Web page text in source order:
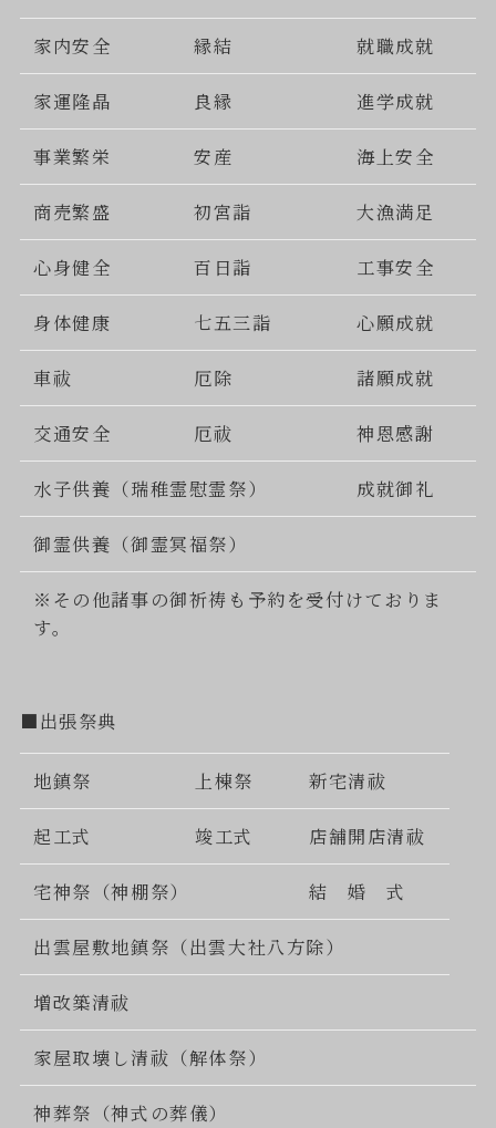
家内安全 縁結 就職成就
家運隆晶 良縁 進学成就
事業繁栄 安産 海上安全
商売繁盛 初宮詣 大漁満足
心身健全 百日詣 工事安全
身体健康 七五三詣 心願成就
車祓 厄除 諸願成就
交通安全 厄祓 神恩感謝
水子供養（瑞稚霊慰霊祭） 成就御礼
御霊供養（御霊冥福祭）
※その他諸事の御祈祷も予約を受付けておりま
す。
■出張祭典
地鎮祭 上棟祭 新宅清祓
起工式 竣工式 店舗開店清祓
宅神祭（神棚祭） 結 婚 式
出雲屋敷地鎮祭（出雲大社八方除）
増改築清祓
家屋取壊し清祓（解体祭）
神葬祭（神式の葬儀）